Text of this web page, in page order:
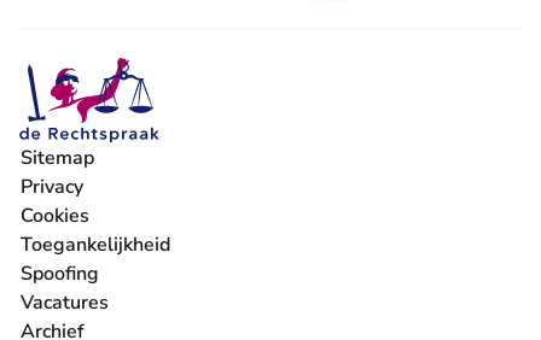
Sitemap
Privacy
Cookies
Toegankelijkheid
Spoofing
Vacatures
- U verlaat Rechtspraak.nl
Archief